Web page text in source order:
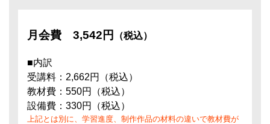
月会費 3,542円 （税込）
■内訳
受講料：2,662円（税込）
教材費：550円（税込）
設備費：330円（税込）
上記とは別に、学習進度、制作作品の材料の違いで教材費が